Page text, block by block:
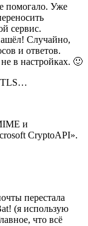
помогало. Уже
сервис.
Случайно,
и ответов.
в настройках. 🙂
TLS…
и
CryptoAPI».
перестала
(я использую
что всё